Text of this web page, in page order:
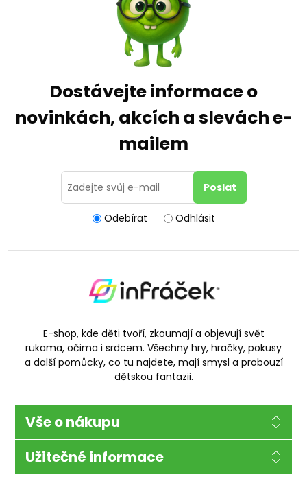
Dostávejte informace o
novinkách, akcích a slevách e-
mailem
Odebírat Odhlásit
E-shop, kde děti tvoří, zkoumají a objevují svět
rukama, očima i srdcem. Všechny hry, hračky, pokusy
a další pomůcky, co tu najdete, mají smysl a probouzí
dětskou fantazii.
Vše o nákupu
Užitečné informace